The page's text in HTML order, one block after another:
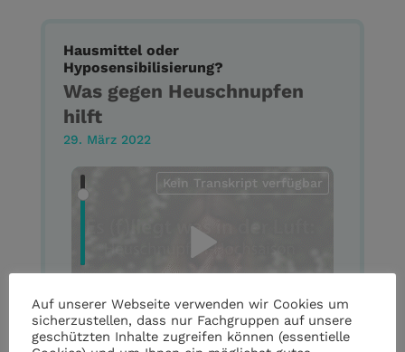
Hausmittel oder
Hyposensibilisierung?
Was gegen Heuschnupfen
hilft
29. März 2022
Kein Transkript verfügbar
Auf unserer Webseite verwenden wir Cookies um
sicherzustellen, dass nur Fachgruppen auf unsere
geschützten Inhalte zugreifen können (essentielle